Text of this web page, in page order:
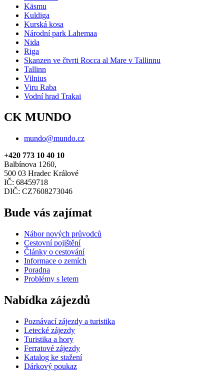
Käsmu
Kuldiga
Kurská kosa
Národní park Lahemaa
Nida
Riga
Skanzen ve čtvrti Rocca al Mare v Tallinnu
Tallinn
Vilnius
Viru Raba
Vodní hrad Trakai
CK MUNDO
mundo@mundo.cz
+420 773 10 40 10
Balbínova 1260,
500 03 Hradec Králové
IČ: 68459718
DIČ: CZ7608273046
Bude vás zajímat
Nábor nových průvodců
Cestovní pojištění
Články o cestování
Informace o zemích
Poradna
Problémy s letem
Nabídka zájezdů
Poznávací zájezdy a turistika
Letecké zájezdy
Turistika a hory
Ferratové zájezdy
Katalog ke stažení
Dárkový poukaz